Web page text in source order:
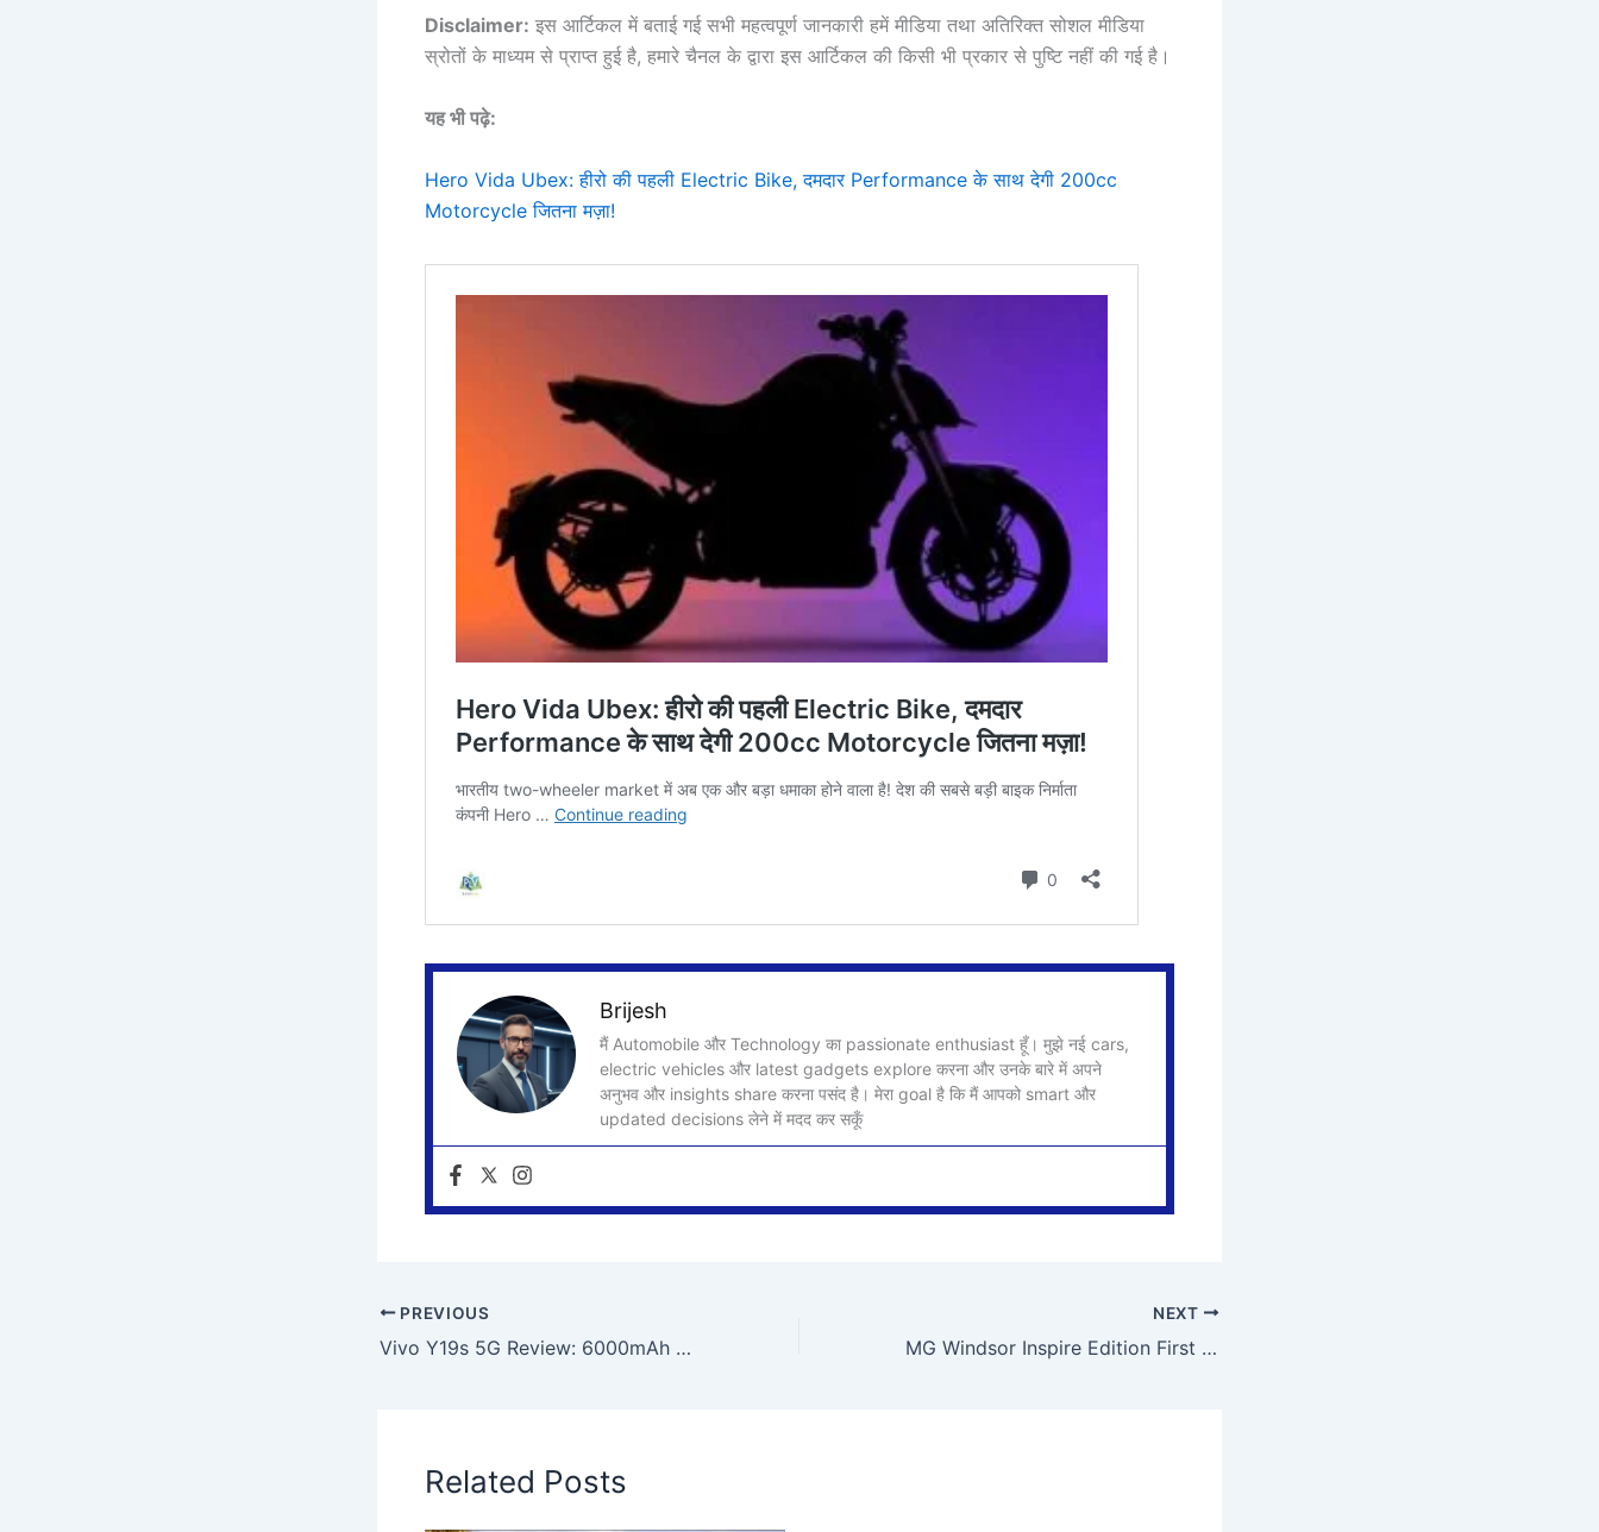
Disclaimer: इस आर्टिकल में बताई गई सभी महत्वपूर्ण जानकारी हमें मीडिया तथा अतिरिक्त सोशल मीडिया
स्रोतों के माध्यम से प्राप्त हुई है, हमारे चैनल के द्वारा इस आर्टिकल की किसी भी प्रकार से पुष्टि नहीं की गई है।
यह भी पढ़े:
Hero Vida Ubex: हीरो की पहली Electric Bike, दमदार Performance के साथ देगी 200cc
Motorcycle जितना मज़ा!
Brijesh
मैं Automobile और Technology का passionate enthusiast हूँ। मुझे नई cars,
electric vehicles और latest gadgets explore करना और उनके बारे में अपने
अनुभव और insights share करना पसंद है। मेरा goal है कि मैं आपको smart और
updated decisions लेने में मदद कर सकूँ
PREVIOUS
Vivo Y19s 5G Review: 6000mAh Battery और Dimensity 6300 Chipset के साथ जबरदस्त Budget Smartphone!
NEXT
MG Windsor Inspire Edition First Impressions – Looks Better in Person!
Related Posts